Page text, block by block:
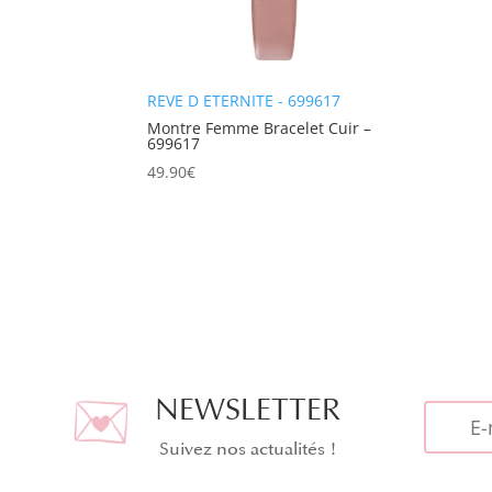
REVE D ETERNITE - 699617
Montre Femme Bracelet Cuir –
699617
49.90€
NEWSLETTER
Suivez nos actualités !